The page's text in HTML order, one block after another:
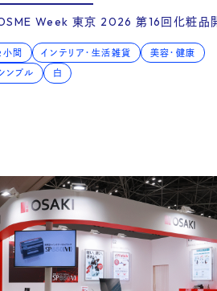
Week 東京 2026 第16回化粧品
小間 インテリア・生活雑貨
美容・健康
ンプル
白